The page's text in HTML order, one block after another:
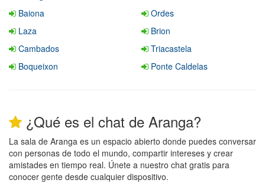
Baiona
Ordes
Laza
Brion
Cambados
Triacastela
Boqueixon
Ponte Caldelas
¿Qué es el chat de Aranga?
La sala de Aranga es un espacio abierto donde puedes conversar
con personas de todo el mundo, compartir intereses y crear
amistades en tiempo real. Únete a nuestro chat gratis para
conocer gente desde cualquier dispositivo.